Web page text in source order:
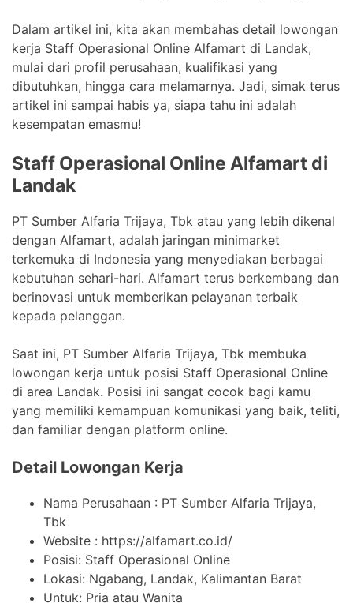
Dalam artikel ini, kita akan membahas detail lowongan
kerja Staff Operasional Online Alfamart di Landak,
mulai dari profil perusahaan, kualifikasi yang
dibutuhkan, hingga cara melamarnya. Jadi, simak terus
artikel ini sampai habis ya, siapa tahu ini adalah
kesempatan emasmu!
Staff Operasional Online Alfamart di
Landak
PT Sumber Alfaria Trijaya, Tbk atau yang lebih dikenal
dengan Alfamart, adalah jaringan minimarket
terkemuka di Indonesia yang menyediakan berbagai
kebutuhan sehari-hari. Alfamart terus berkembang dan
berinovasi untuk memberikan pelayanan terbaik
kepada pelanggan.
Saat ini, PT Sumber Alfaria Trijaya, Tbk membuka
lowongan kerja untuk posisi Staff Operasional Online
di area Landak. Posisi ini sangat cocok bagi kamu
yang memiliki kemampuan komunikasi yang baik, teliti,
dan familiar dengan platform online.
Detail Lowongan Kerja
Nama Perusahaan : PT Sumber Alfaria Trijaya,
Tbk
Website : https://alfamart.co.id/
Posisi: Staff Operasional Online
Lokasi: Ngabang, Landak, Kalimantan Barat
Untuk: Pria atau Wanita